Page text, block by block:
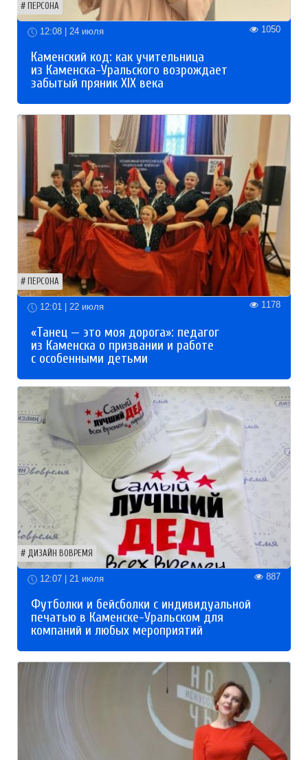
ПЕРСОНА
12:08 | 24 июля 1050
Каменский код: как учительница
из Каменска-Уральского возрождает
забытый пряник XIX века
ПЕРСОНА
12:01 | 22 июля 1178
«Танец — это моя дорога»: педагог
из Каменска о призвании и работе
с особенными детьми
ДИЗАЙН ВОВРЕМЯ
12:07 | 21 июля 887
Футболки и бейсболки с индивидуальной
печатью в Каменске-Уральском для
компаний и любых мероприятий